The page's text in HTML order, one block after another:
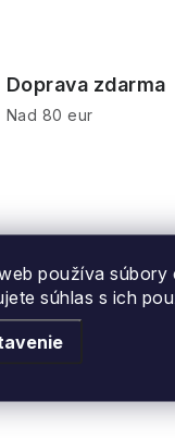
používa súbory
súhlas s ich
Doprava zdarma
Nad 80 eur